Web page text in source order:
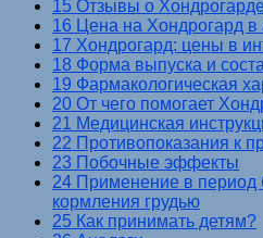
15 Отзывы о Хондрогарде
16 Цена на Хондрогард в
17 Хондрогард: цены в
18 Форма выпуска и
19 Фармакологическая
20 От чего помогает
21 Медицинская
22 Противопоказания к
23 Побочные эффекты
24 Применение в период
кормления грудью
25 Как принимать детям?